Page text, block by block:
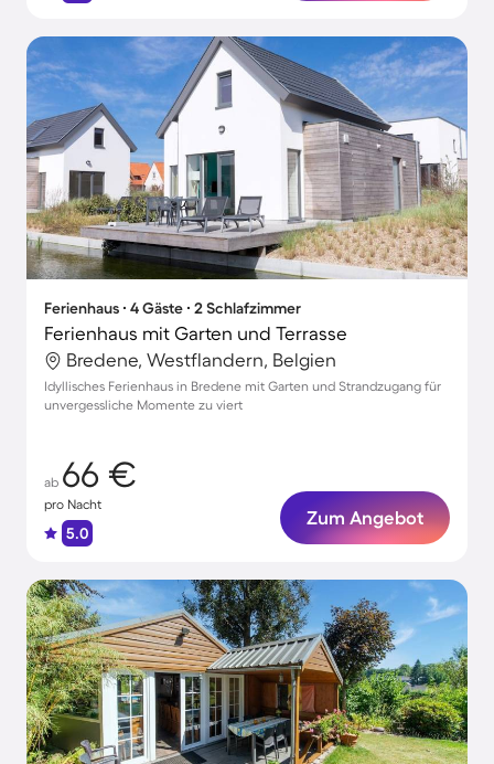
Ferienhaus ∙ 4 Gäste ∙ 2 Schlafzimmer
Ferienhaus mit Garten und Terrasse
Bredene, Westflandern, Belgien
Idyllisches Ferienhaus in Bredene mit Garten und Strandzugang für
unvergessliche Momente zu viert
ab 66 €
pro Nacht
5.0
Zum Angebot